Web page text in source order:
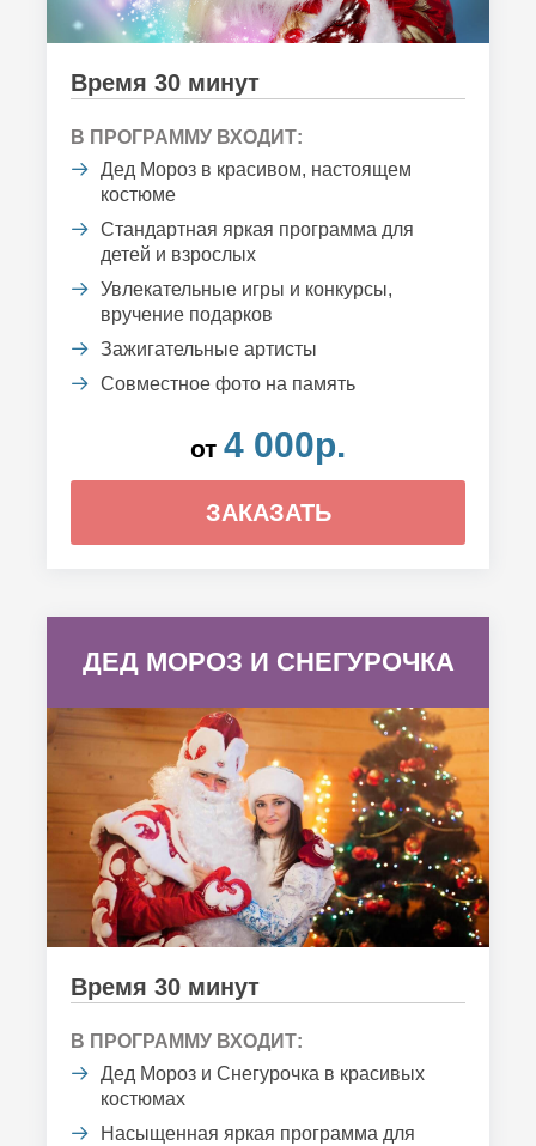
Время 30 минут
В ПРОГРАММУ ВХОДИТ:
Дед Мороз в красивом, настоящем
костюме
Стандартная яркая программа для
детей и взрослых
Увлекательные игры и конкурсы,
вручение подарков
Зажигательные артисты
Совместное фото на память
от 4 000р.
ЗАКАЗАТЬ
ДЕД МОРОЗ И СНЕГУРОЧКА
Время 30 минут
В ПРОГРАММУ ВХОДИТ:
Дед Мороз и Снегурочка в красивых
костюмах
Насыщенная яркая программа для